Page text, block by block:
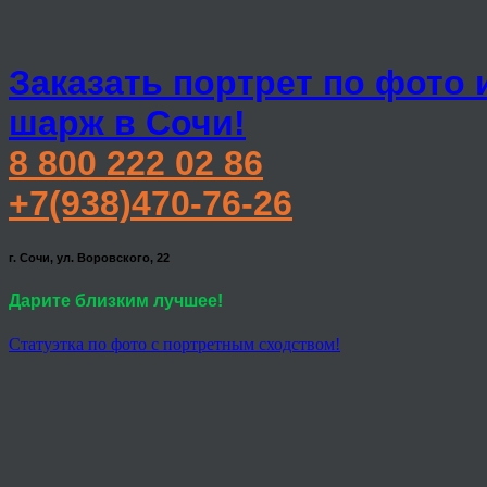
Заказать портрет по фото
шарж в Сочи!
8 800 222 02 86
+7(938)470-76-26
г. Сочи, ул. Воровского, 22
Дарите близким лучшее!
Статуэтка по фото с портретным сходством!